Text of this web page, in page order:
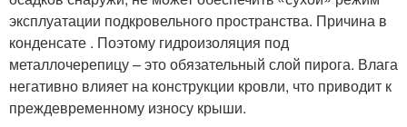
эксплуатации подкровельного пространства. Причина в
конденсате . Поэтому гидроизоляция под
металлочерепицу – это обязательный слой пирога. Влага
негативно влияет на конструкции кровли, что приводит к
преждевременному износу крыши.